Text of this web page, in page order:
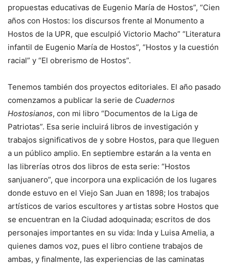
propuestas educativas de Eugenio María de Hostos”, “Cien
años con Hostos: los discursos frente al Monumento a
Hostos de la UPR, que esculpió Victorio Macho” “Literatura
infantil de Eugenio María de Hostos”, “Hostos y la cuestión
racial” y “El obrerismo de Hostos”.
Tenemos también dos proyectos editoriales. El año pasado
comenzamos a publicar la serie de Cuadernos
Hostosianos, con mi libro “Documentos de la Liga de
Patriotas”. Esa serie incluirá libros de investigación y
trabajos significativos de y sobre Hostos, para que lleguen
a un público amplio. En septiembre estarán a la venta en
las librerías otros dos libros de esta serie: “Hostos
sanjuanero”, que incorpora una explicación de los lugares
donde estuvo en el Viejo San Juan en 1898; los trabajos
artísticos de varios escultores y artistas sobre Hostos que
se encuentran en la Ciudad adoquinada; escritos de dos
personajes importantes en su vida: Inda y Luisa Amelia, a
quienes damos voz, pues el libro contiene trabajos de
ambas, y finalmente, las experiencias de las caminatas